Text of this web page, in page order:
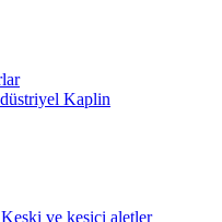
Kaplin
ve kesici aletler